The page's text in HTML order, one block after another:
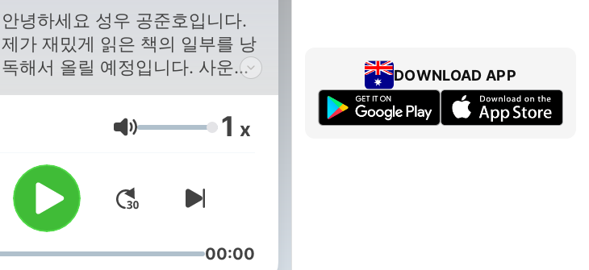
안녕하세요 성우 공준호입니다.
제가 재밌게 읽은 책의 일부를 낭
독해서 올릴 예정입니다. 사운드
클라우드 용량문제로 이전 파일
들을 내립니다. 내린 파일들은 유
튜브에 올려져있으니, 이전에 했
던 낭독들을 듣고싶으신 분들은
유튜브에서 공준호의 책 읽는 라
디오를 검색해주세요. 감사합니
다. 이메일: vakong@kbs.co.kr
블로그:
Volume 1 x
00:00
DOWNLOAD APP